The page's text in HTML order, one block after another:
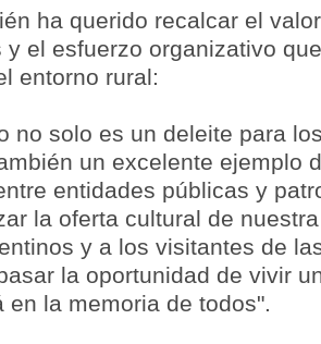
ha querido recalcar el
y el esfuerzo organizativo
entorno rural:
no solo es un deleite para
un excelente ejemplo
entidades públicas y
la oferta cultural de
y a los visitantes de
la oportunidad de vivir
en la memoria de todos".